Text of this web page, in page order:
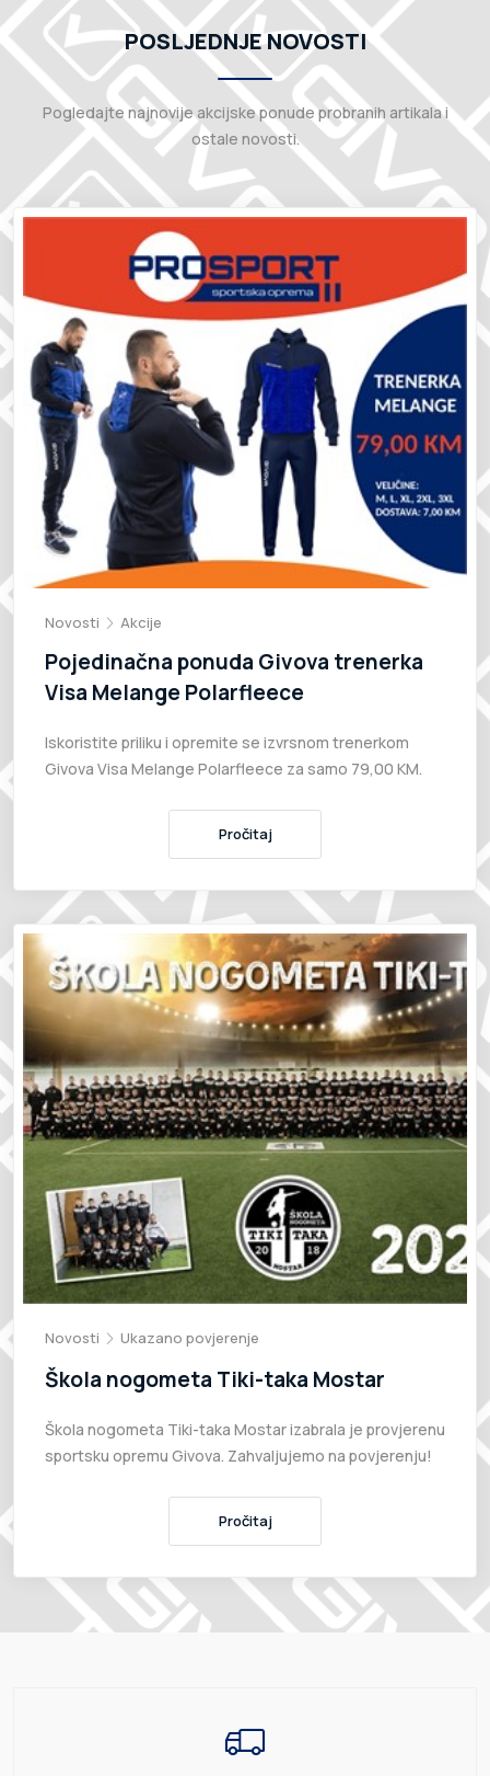
POSLJEDNJE NOVOSTI
Pogledajte najnovije akcijske ponude probranih artikala i
ostale novosti.
Novosti Akcije
Pojedinačna ponuda Givova trenerka
Visa Melange Polarfleece
Iskoristite priliku i opremite se izvrsnom trenerkom
Givova Visa Melange Polarfleece za samo 79,00 KM.
Pročitaj
Novosti Ukazano povjerenje
Škola nogometa Tiki-taka Mostar
Škola nogometa Tiki-taka Mostar izabrala je provjerenu
sportsku opremu Givova. Zahvaljujemo na povjerenju!
Pročitaj